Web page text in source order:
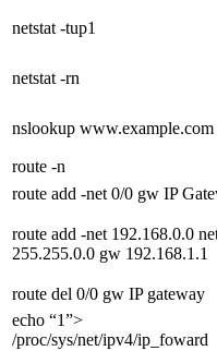
netstat -tup1
netstat -rn
nslookup www.example.com
route -n
route add -net 0/0 gw IP
route add -net 192.168.0.0
255.255.0.0 gw 192.168.1.1
route del 0/0 gw IP gateway
echo “1”>
/proc/sys/net/ipv4/ip_foward